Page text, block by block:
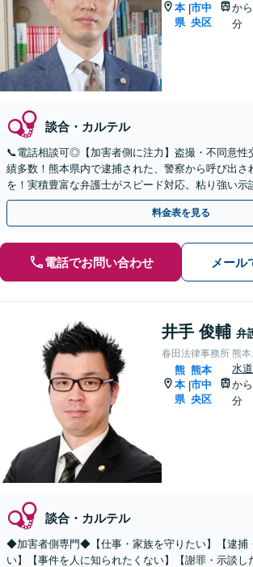
本
県
|市中
央区
か
分
談合・カルテル
📞電話相談可◎【加害者側に注力】盗撮・不同意性
績多数！熊本県内で逮捕された、警察から呼び出さ
を！実積豊富な弁護士がスピード対応。粘り強い示
な身柄解放に向け尽力【事務所の相談年間200件以
料金表を見る
電話でお問い合わせ メール
井手 俊輔 弁
春田法律事務所 熊
熊
本
県
|
熊本
市中
央区
水
か
分
談合・カルテル
◆加害者側専門◆【仕事・家族を守りたい】【逮捕
い】【事件を人に知られたくない】【謝罪・示談し